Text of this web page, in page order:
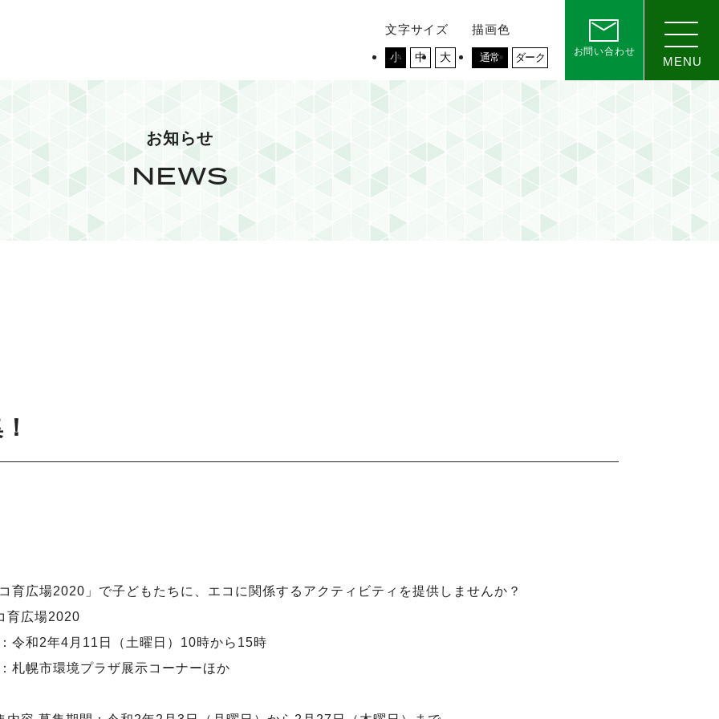
文字サイズ
小 中 大
描画色
通常 ダーク お問い合わせ
お知らせ
NEWS
育広場2020」で子どもたちに、エコに関係するアクティビティを提供しませんか？
育広場2020
令和2年4月11日（土曜日）10時から15時
札幌市環境プラザ展示コーナーほか